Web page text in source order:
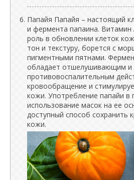
Папайя Папайя – настоящий
и фермента папаина. Витамин
роль в обновлении клеток
тон и текстуру, борется с
пигментными пятнами.
обладает отшелушивающим и
противовоспалительным
кровообращение и
кожи. Употребление папайи в
использование масок на ее
доступный способ сохранить
кожи.